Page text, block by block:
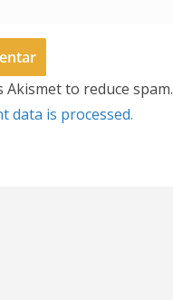
Akismet to reduce spam.
data is processed.